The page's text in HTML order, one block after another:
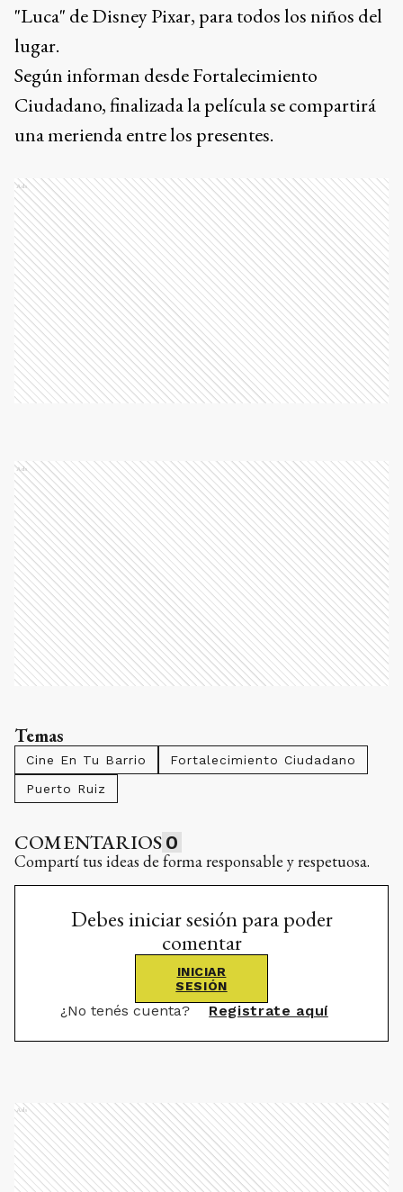
"Luca" de Disney Pixar, para todos los niños del
lugar.
Según informan desde Fortalecimiento
Ciudadano, finalizada la película se compartirá
una merienda entre los presentes.
Ads
Ads
Temas
Cine En Tu Barrio
Fortalecimiento Ciudadano
Puerto Ruiz
COMENTARIOS 0
Compartí tus ideas de forma responsable y respetuosa.
Debes iniciar sesión para poder
comentar
INICIAR
SESIÓN
¿No tenés cuenta? Registrate aquí
Ads